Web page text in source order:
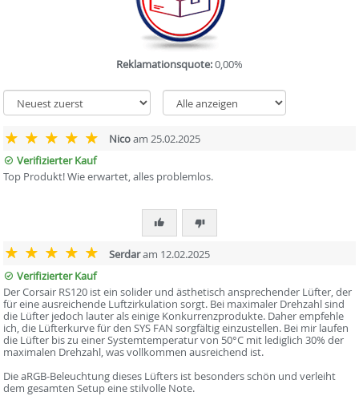
Reklamationsquote:0,00%
Nicoam 25.02.2025
Verifizierter Kauf
Top Produkt! Wie erwartet, alles problemlos.
Serdaram 12.02.2025
Verifizierter Kauf
Der Corsair RS120 ist ein solider und ästhetisch ansprechender Lüfter, der
für eine ausreichende Luftzirkulation sorgt. Bei maximaler Drehzahl sind
die Lüfter jedoch lauter als einige Konkurrenzprodukte. Daher empfehle
ich, die Lüfterkurve für den SYS FAN sorgfältig einzustellen. Bei mir laufen
die Lüfter bis zu einer Systemtemperatur von 50°C mit lediglich 30% der
maximalen Drehzahl, was vollkommen ausreichend ist.
Die aRGB-Beleuchtung dieses Lüfters ist besonders schön und verleiht
dem gesamten Setup eine stilvolle Note.